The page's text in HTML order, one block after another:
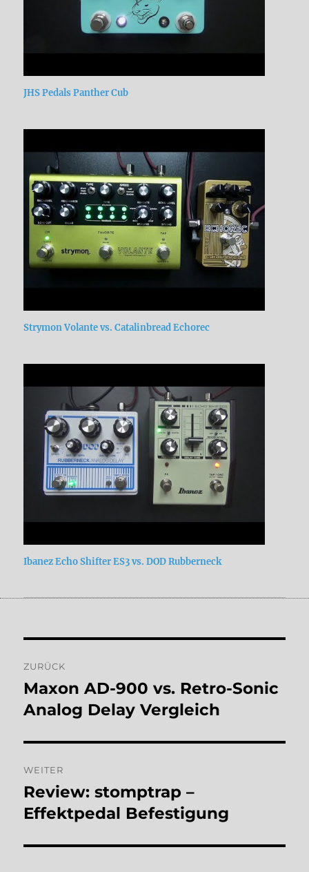
JHS Pedals Panther Cub
Strymon Volante vs. Catalinbread Echorec
Ibanez Echo Shifter ES3 vs. DOD Rubberneck
ZURÜCK
Vorheriger
Beitrag:
Maxon AD-900 vs. Retro-Sonic
Analog Delay Vergleich
WEITER
Nächster
Beitrag:
Review: stomptrap –
Effektpedal Befestigung